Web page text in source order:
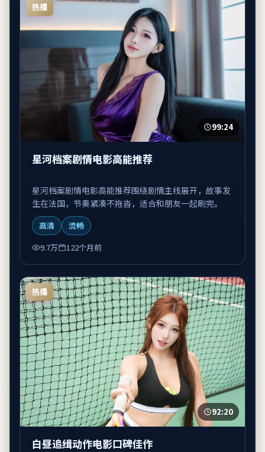
热播
99:24
星河档案剧情电影高能推荐
星河档案剧情电影高能推荐围绕剧情主线展开，故事发
生在法国，节奏紧凑不拖沓，适合和朋友一起刷完。
高清
流畅
9.7万
122个月前
热播
92:20
白昼追缉动作电影口碑佳作